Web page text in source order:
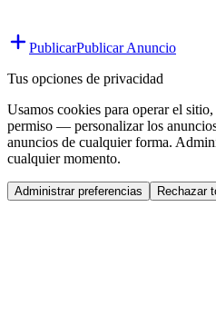
PublicarPublicar Anuncio
Tus opciones de privacidad
Usamos cookies para operar el
permiso — personalizar los
anuncios de cualquier forma.
cualquier momento.
Administrar preferencias Rechazar